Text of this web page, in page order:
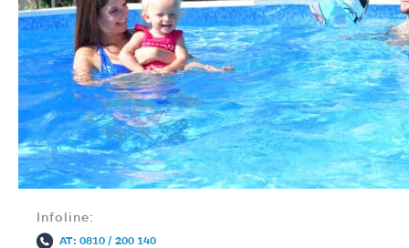
Infoline:
AT: 0810 / 200 140